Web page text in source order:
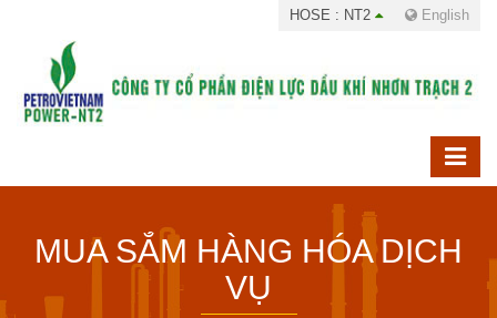
HOSE : NT2 English
MUA SẮM HÀNG HÓA DỊCH
VỤ